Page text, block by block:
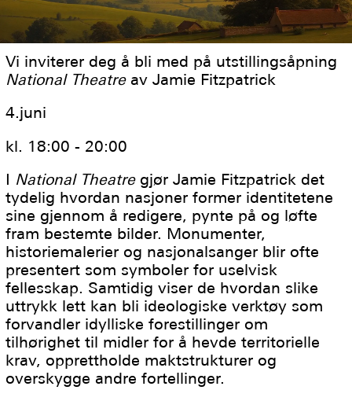
Vi inviterer deg å bli med på utstillingsåpning
National Theatreav Jamie Fitzpatrick
4.juni
kl. 18:00 - 20:00
I National Theatregjør Jamie Fitzpatrick det
tydelig hvordan nasjoner former identitetene
sine gjennom å redigere, pynte på og løfte
fram bestemte bilder. Monumenter,
historiemalerier og nasjonalsanger blir ofte
presentert som symboler for uselvisk
fellesskap. Samtidig viser de hvordan slike
uttrykk lett kan bli ideologiske verktøy som
forvandler idylliske forestillinger om
tilhørighet til midler for å hevde territorielle
krav, opprettholde maktstrukturer og
overskygge andre fortellinger.